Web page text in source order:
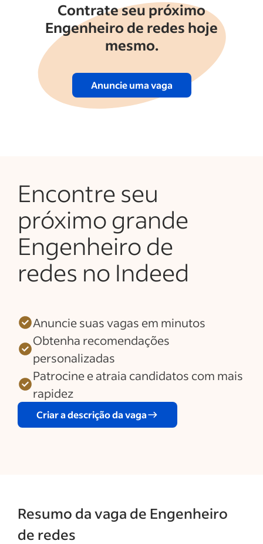
Contrate seu próximo
Engenheiro de redes hoje
mesmo.
Anuncie uma vaga
Encontre seu
próximo grande
Engenheiro de
redes no Indeed
Anuncie suas vagas em minutos
Obtenha recomendações
personalizadas
Patrocine e atraia candidatos com mais
rapidez
Criar a descrição da vaga
Resumo da vaga de Engenheiro
de redes